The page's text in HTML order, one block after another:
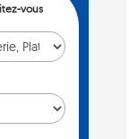
vous